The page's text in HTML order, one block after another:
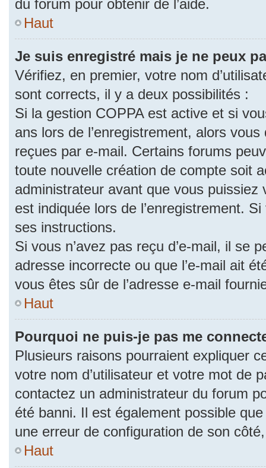
du forum pour obtenir de l’aide.
Haut
Je suis enregistré mais je ne peux
Vérifiez, en premier, votre nom
sont corrects, il y a deux possibilités :
Si la gestion COPPA est active et si
ans lors de l’enregistrement, alors
reçues par e-mail. Certains forums
toute nouvelle création de compte soit
administrateur avant que vous
est indiquée lors de l’enregistrement.
ses instructions.
Si vous n’avez pas reçu d’e-mail, il se
adresse incorrecte ou que l’e-mail ait
vous êtes sûr de l’adresse e-mail
Haut
Pourquoi ne puis-je pas me
Plusieurs raisons pourraient expliquer
votre nom d’utilisateur et votre mot de
contactez un administrateur du forum
été banni. Il est également possible
une erreur de configuration de son
Haut